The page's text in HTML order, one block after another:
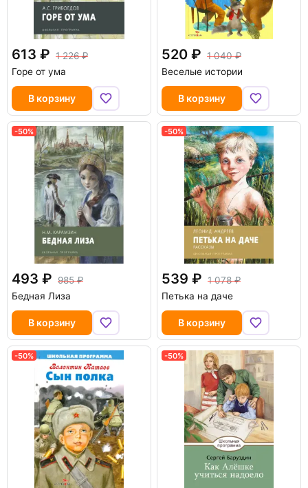
613
1 226
Горе от ума
В корзину
520
1 040
Веселые истории
В корзину
-50%
493
985
Бедная Лиза
В корзину
-50%
539
1 078
Петька на даче
В корзину
-50% -50%